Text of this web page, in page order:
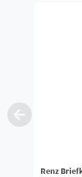
Renz